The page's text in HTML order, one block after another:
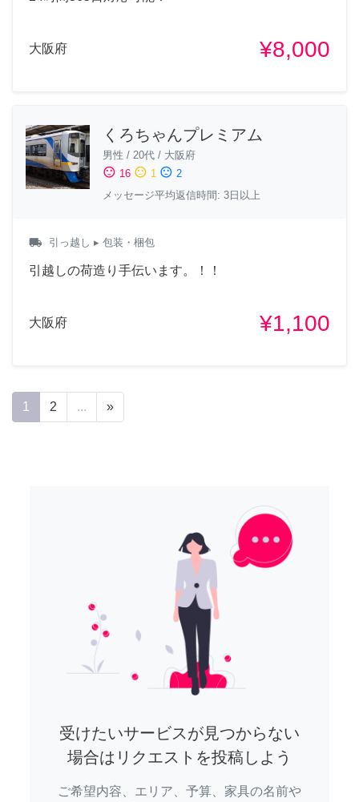
大阪府 ¥8,000
くろちゃんプレミアム
男性 / 20代 / 大阪府
sentiment_satisfied 16 sentiment_neutral 1 sentiment_dissatisfied 2
メッセージ平均返信時間: 3日以上
local_shipping 引っ越し ▸ 包装・梱包
引越しの荷造り手伝います。！！
大阪府 ¥1,100
1 2 ... »
受けたいサービスが見つからない
場合はリクエストを投稿しよう
ご希望内容、エリア、予算、家具の名前や